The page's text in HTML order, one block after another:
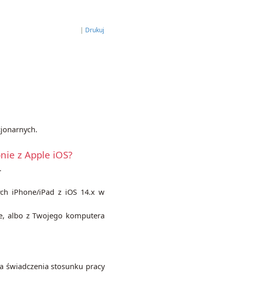
| Drukuj
z Apple iOS?
iPhone/iPad z iOS 14.x w
albo z Twojego komputera
świadczenia stosunku pracy